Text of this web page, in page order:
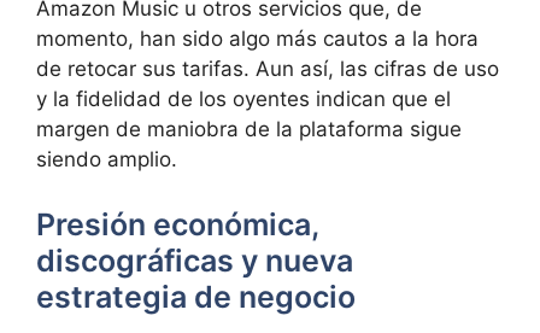
Amazon Music u otros servicios que, de
momento, han sido algo más cautos a la hora
de retocar sus tarifas. Aun así, las cifras de uso
y la fidelidad de los oyentes indican que el
margen de maniobra de la plataforma sigue
siendo amplio.
Presión económica,
discográficas y nueva
estrategia de negocio